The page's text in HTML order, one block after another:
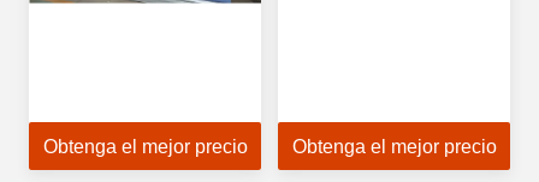
Obtenga el mejor precio Obtenga el mejor precio